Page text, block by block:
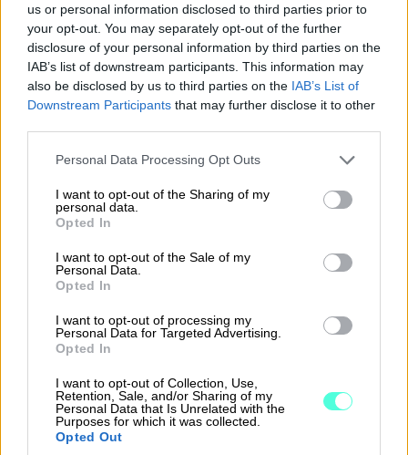
us or personal information disclosed to third parties prior to
your opt-out. You may separately opt-out of the further
disclosure of your personal information by third parties on the
IAB’s list of downstream participants. This information may
also be disclosed by us to third parties on the IAB’s List of
Downstream Participants that may further disclose it to other
Please note that this website/app uses one or more Google
not limited to your visit or usage behaviour. You may click to
grant or deny consent to Google and its third-party tags to
use your data for below specified purposes in below Google
consent section.
Personal Data Processing Opt Outs
I want to opt-out of the Sharing of my
personal data.
Opted In
I want to opt-out of the Sale of my
Personal Data.
Opted In
I want to opt-out of processing my
Personal Data for Targeted Advertising.
Opted In
I want to opt-out of Collection, Use,
Retention, Sale, and/or Sharing of my
Personal Data that Is Unrelated with the
Purposes for which it was collected.
Opted Out
synnyttää vahingonkorvausvelvollisuuden
myös silloin, kun osakeyhtiölakia tai
yhtiöjärjestystä on rikottu tahallaan tai
huolimattomuudella.
yhtiölle, toiselle osakkeenomistajalle tai
hän on aiheuttanut myötävaikuttamalla
osakeyhtiölain tai yhtiöjärjestyksen
rikkomiseen tahallaan tai
huolimattomuudella.
Huolella laaditut sopimukset
ja pöytäkirjat tuovat turvaa
Välillä mahdollisia
vahingonkorvausvelvoitteita ja hallitusten
jäsenten vastuita saatetaan joutua puimaan